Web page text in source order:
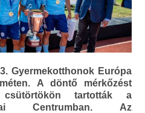
Gyermekotthonok Európa
A döntő mérkőzést
tartották a
Centrumban. Az